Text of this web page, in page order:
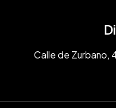
Calle de Zurbano,